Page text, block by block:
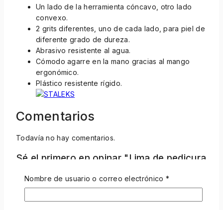
Un lado de la herramienta cóncavo, otro lado
convexo.
2 grits diferentes, uno de cada lado, para piel de
diferente grado de dureza.
Abrasivo resistente al agua.
Cómodo agarre en la mano gracias al mango
ergonómico.
Plástico resistente rígido.
Comentarios
Todavía no hay comentarios.
Sé el primero en opinar "Lima de pedicura
Tu dirección de correo electrónico no será publicada.
Los campos obligatorios están marcados con*
Nombre de usuario o correo electrónico *